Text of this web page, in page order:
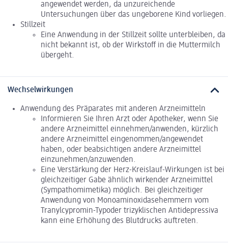
angewendet werden, da unzureichende
Untersuchungen über das ungeborene Kind vorliegen.
Stillzeit
Eine Anwendung in der Stillzeit sollte unterbleiben, da
nicht bekannt ist, ob der Wirkstoff in die Muttermilch
übergeht.
Wechselwirkungen
Anwendung des Präparates mit anderen Arzneimitteln
Informieren Sie Ihren Arzt oder Apotheker, wenn Sie
andere Arzneimittel einnehmen/anwenden, kürzlich
andere Arzneimittel eingenommen/angewendet
haben, oder beabsichtigen andere Arzneimittel
einzunehmen/anzuwenden.
Eine Verstärkung der Herz-Kreislauf-Wirkungen ist bei
gleichzeitiger Gabe ähnlich wirkender Arzneimittel
(Sympathomimetika) möglich. Bei gleichzeitiger
Anwendung von Monoaminoxidasehemmern vom
Tranylcypromin-Typoder trizyklischen Antidepressiva
kann eine Erhöhung des Blutdrucks auftreten.